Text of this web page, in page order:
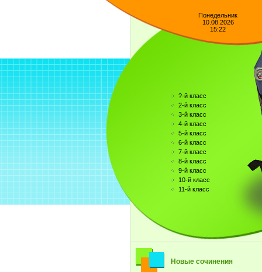
Понедельник
10.08.2026
15:22
?-й класс
2-й класс
3-й класс
4-й класс
5-й класс
6-й класс
7-й класс
8-й класс
9-й класс
10-й класс
11-й класс
Новые сочинения